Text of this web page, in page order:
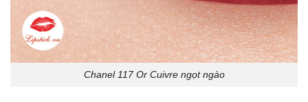
Chanel 117 Or Cuivre ngọt ngào